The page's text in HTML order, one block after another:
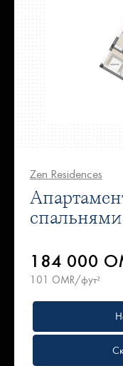
Zen Residences
спальнями
184 000
101 OMR/фут²